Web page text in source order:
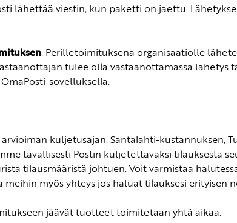
lähettää viestin, kun paketti on jaettu.
. Perilletoimituksena organisaatiolle
tulee olla vastaanottamassa lähetys
sovelluksella.
kuljetusajan. Santalahti-kustannuksen,
tavallisesti Postin kuljetettavaksi tilauksesta
tilausmääristä johtuen. Voit varmistaa
myös yhteys jos haluat tilauksesi erityisen
jäävät tuotteet toimitetaan yhtä aikaa.